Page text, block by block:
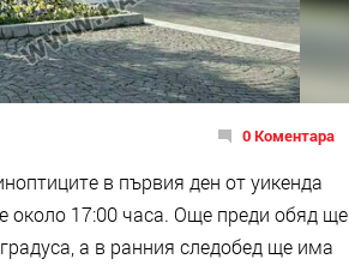
0 Коментара
в първия ден от уикенда
около 17:00 часа. Още преди обяд ще
а в ранния следобед ще има